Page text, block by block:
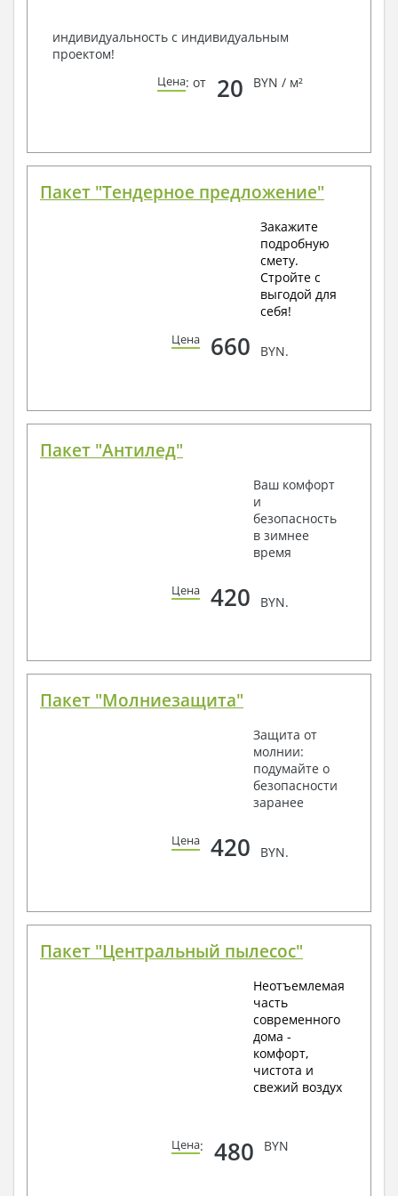
индивидуальность с индивидуальным
проектом!
Цена: от 20 BYN / м²
Пакет "Тендерное предложение"
Закажите
подробную
смету.
Стройте с
выгодой для
себя!
Цена 660 BYN.
Пакет "Антилед"
Ваш комфорт
и
безопасность
в зимнее
время
Цена 420 BYN.
Пакет "Молниезащита"
Защита от
молнии:
подумайте о
безопасности
заранее
Цена 420 BYN.
Пакет "Центральный пылесос"
Неотъемлемая
часть
современного
дома -
комфорт,
чистота и
свежий воздух
Цена: 480 BYN